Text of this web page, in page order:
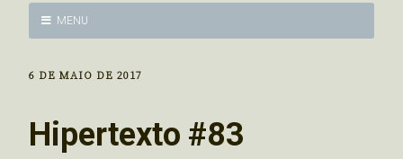
MENU
6 DE MAIO DE 2017
Hipertexto #83